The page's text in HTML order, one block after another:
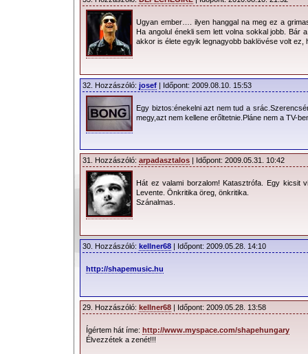
Ugyan ember…. ilyen hanggal na meg ez a
Ha angolul énekli sem lett volna sokkal jobb. Bár
akkor is élete egyik legnagyobb baklövése volt ez,
32. Hozzászóló: josef | Időpont: 2009.08.10. 15:53
Egy biztos:énekelni azt nem tud a
megy,azt nem kellene erőltetnie.Pláne nem a TV-
31. Hozzászóló: arpadasztalos | Időpont: 2009.05.31. 10:42
Hát ez valami borzalom! Katasztrófa. Egy kicsit
Levente. Önkritika öreg, önkritika.
Szánalmas.
30. Hozzászóló: kellner68 | Időpont: 2009.05.28. 14:10
http://shapemusic.hu
29. Hozzászóló: kellner68 | Időpont: 2009.05.28. 13:58
Ígértem hát íme: http://www.myspace.com/shapehungary
Élvezzétek a zenét!!!